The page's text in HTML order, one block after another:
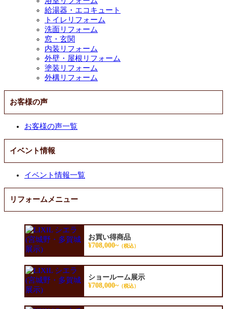
給湯器・エコキュート
トイレリフォーム
洗面リフォーム
窓・玄関
内装リフォーム
外壁・屋根リフォーム
塗装リフォーム
外構リフォーム
お客様の声
お客様の声一覧
イベント情報
イベント情報一覧
リフォームメニュー
お買い得商品
¥708,000~（税込）
ショールーム展示
¥708,000~（税込）